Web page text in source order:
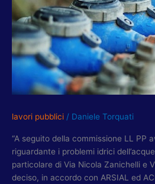
lavori pubblici / Daniele Torquati
“A seguito della commissione LL PP
riguardante i problemi idrici
particolare di Via Nicola Zanichelli e
deciso, in accordo con ARSIAL ed
VIA
NICOLA
ZANICHELLI
E
VIA
GASPERO
BARBERA